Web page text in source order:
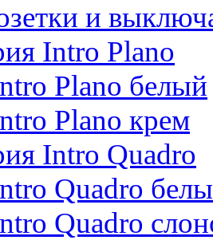
и
Intro Plano
Plano белый
Plano крем
Intro Quadro
Quadro
Quadro